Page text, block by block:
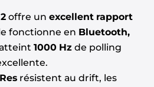
offre un excellent rapport
fonctionne en Bluetooth,
1000 Hzde polling
résistent au drift, les